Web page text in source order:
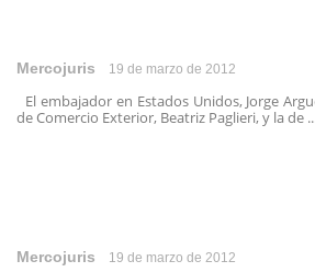
Mercojuris 19 de marzo de 2012
El embajador en Estados Unidos, Jorge
de Comercio Exterior, Beatriz Paglieri, y la de
Mercojuris 19 de marzo de 2012